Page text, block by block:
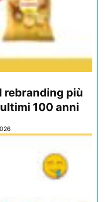
rebranding più
100 anni